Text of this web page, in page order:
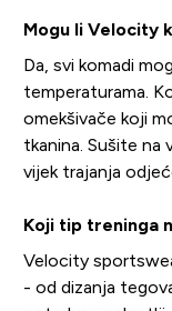
Mogu li Velocity
Da, svi komadi
temperaturama.
omekšivače koji
tkanina. Sušite na
vijek trajanja
Koji tip treninga
Velocity
- od dizanja